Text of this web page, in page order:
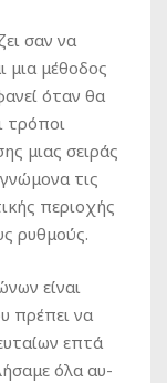
σαν να
μια μέθοδος
όταν θα
τρόποι
μιας σειράς
τις
περιοχής
ρυθμούς.
είναι
πρέπει να
επτά
όλα αυ-